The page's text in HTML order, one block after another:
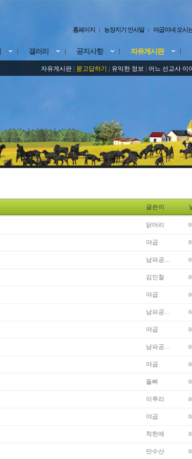
홈페이지 농장지기 인사말 야곱이네 오시
갤러리 공지사항 자유게시판
자유게시판 묻고답하기 유익한 정보 어느 선교사 이
글쓴이
닭머리
야곱
남파공…
김인철
야곱
남파공…
야곱
남파공…
야곱
돌삐
이루리
야곱
착한애
만수산